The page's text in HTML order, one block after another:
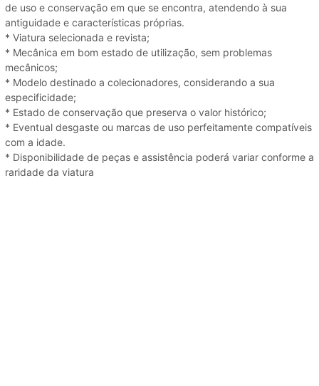
de uso e conservação em que se encontra, atendendo à sua
antiguidade e características próprias.
* Viatura selecionada e revista;
* Mecânica em bom estado de utilização, sem problemas
mecânicos;
* Modelo destinado a colecionadores, considerando a sua
especificidade;
* Estado de conservação que preserva o valor histórico;
* Eventual desgaste ou marcas de uso perfeitamente compatíveis
com a idade.
* Disponibilidade de peças e assistência poderá variar conforme a
raridade da viatura